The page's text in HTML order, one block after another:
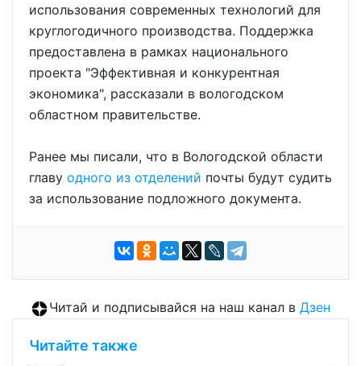
использования современных технологий для
круглогодичного производства. Поддержка
предоставлена в рамках национального
проекта "Эффективная и конкурентная
экономика", рассказали в вологодском
областном правительстве.
Ранее мы писали, что в Вологодской области
главу одного из отделений почты будут судить
за использование подложного документа.
Читай и подписывайся на наш канал в Дзен
Читайте также